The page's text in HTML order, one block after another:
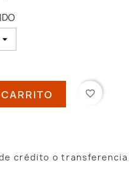
favorite_border
crédito o transferencia